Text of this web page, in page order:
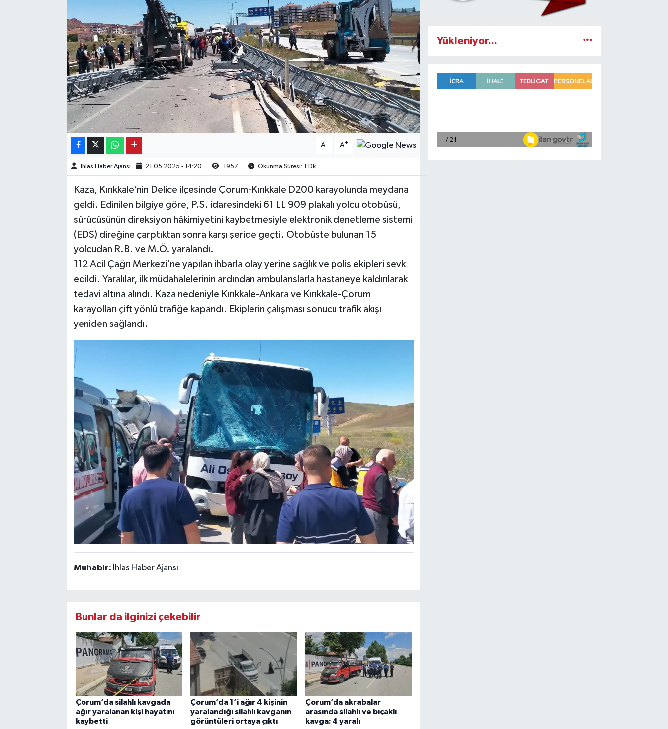
A- A+
İhlas Haber Ajansı 21.05.2025 - 14:20 1957 Okunma Süresi: 1 Dk
Kaza, Kırıkkale’nin Delice ilçesinde Çorum-Kırıkkale D200 karayolunda meydana
geldi. Edinilen bilgiye göre, P.S. idaresindeki 61 LL 909 plakalı yolcu otobüsü,
sürücüsünün direksiyon hâkimiyetini kaybetmesiyle elektronik denetleme sistemi
(EDS) direğine çarptıktan sonra karşı şeride geçti. Otobüste bulunan 15
yolcudan R.B. ve M.Ö. yaralandı.
112 Acil Çağrı Merkezi'ne yapılan ihbarla olay yerine sağlık ve polis ekipleri sevk
edildi. Yaralılar, ilk müdahalelerinin ardından ambulanslarla hastaneye kaldırılarak
tedavi altına alındı. Kaza nedeniyle Kırıkkale-Ankara ve Kırıkkale-Çorum
karayolları çift yönlü trafiğe kapandı. Ekiplerin çalışması sonucu trafik akışı
yeniden sağlandı.
Muhabir: İhlas Haber Ajansı
Bunlar da ilginizi çekebilir
Çorum’da silahlı kavgada
ağır yaralanan kişi hayatını
kaybetti
Çorum’da 1’i ağır 4 kişinin
yaralandığı silahlı kavganın
görüntüleri ortaya çıktı
Çorum’da akrabalar
arasında silahlı ve bıçaklı
kavga: 4 yaralı
Yükleniyor...